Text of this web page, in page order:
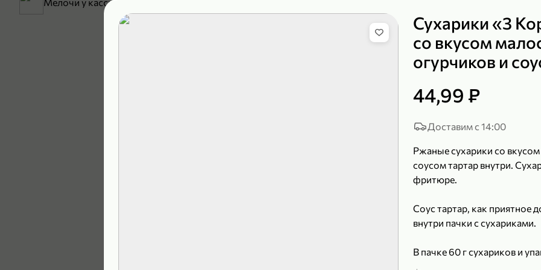
Сухарики «3
со вкусом
огурчиков и
44,99 ₽
Доставим с 14:00
Ржаные сухарики со
соусом тартар внутри.
фритюре.
Соус тартар, как приятное
внутри пачки с сухариками.
В пачке 60 г сухариков и
120 г
Полотенца бумажные «Soffione» MENU, 2 рулона, 120 г
5